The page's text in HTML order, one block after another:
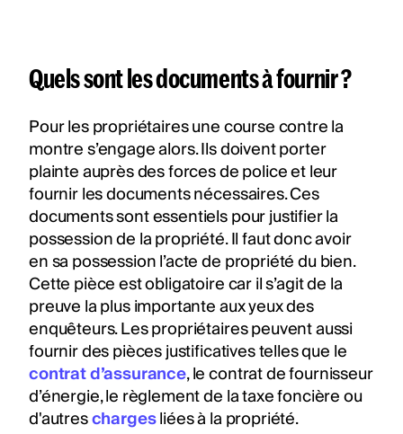
Quels sont les documents à fournir ?
Pour les propriétaires une course contre la
montre s’engage alors. Ils doivent porter
plainte auprès des forces de police et leur
fournir les documents nécessaires. Ces
documents sont essentiels pour justifier la
possession de la propriété. Il faut donc avoir
en sa possession l’acte de propriété du bien.
Cette pièce est obligatoire car il s’agit de la
preuve la plus importante aux yeux des
enquêteurs. Les propriétaires peuvent aussi
fournir des pièces justificatives telles que le
contrat d’assurance, le contrat de fournisseur
d’énergie, le règlement de la taxe foncière ou
d'autreschargesliées à la propriété.